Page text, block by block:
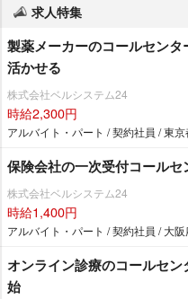
求人特集
製薬メーカーのコールセン
活かせる
株式会社ベルシステム24
時給2,300円
アルバイト・パート / 契約社員 / 東京
保険会社の一次受付コール
株式会社ベルシステム24
時給1,400円
アルバイト・パート / 契約社員 / 大阪
オンライン診療のコールセ
始